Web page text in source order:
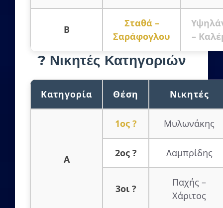
Β
Σταθά –
Σαράφογλου
–
? Νικητές Κατηγοριών
Κατηγορία Θέση Νικητές
Α
1ος ? Μυλωνάκης
2ος ? Λαμπρίδης
3οι ?
Παχής –
Χάριτος